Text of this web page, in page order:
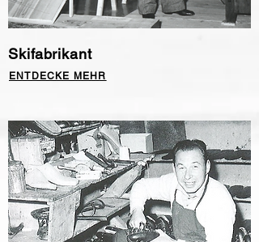
Skifabrikant
ENTDECKE MEHR